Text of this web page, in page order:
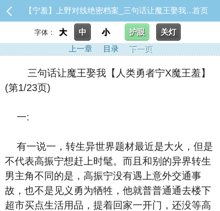
【宁羞】上野对线绝密档案_三句话让魔王娶我【人类勇者宁X魔王羞】首页
字体： 大 中 小 护眼
关灯
上一章
目录 下一页
三句话让魔王娶我【人类勇者宁X魔王羞】
(第1/23页)
一:
有一说一，转生异世界题材最近是大火，但是
不代表高振宁想赶上时髦。而且和别的异界转生
男主角不同的是，高振宁没有遇上意外交通事
故，也不是见义勇为牺牲，他就普普通通去楼下
超市买点生活用品，提着回家一开门，还没等高